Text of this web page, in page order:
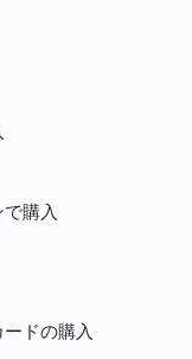
購入
ドの購入